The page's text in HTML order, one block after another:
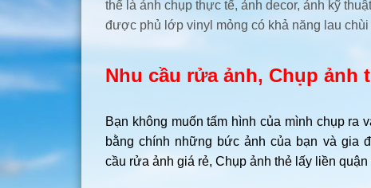
thể là ảnh chụp thực tế, ảnh decor, ảnh kỹ
được phủ lớp vinyl mỏng có khả năng lau chùi
Nhu cầu rửa ảnh, Chụp ảnh
Bạn không muốn tấm hình của mình chụp ra
bằng chính những bức ảnh của bạn và gia
cầu rửa ảnh giá rẻ, Chụp ảnh thẻ lấy liền